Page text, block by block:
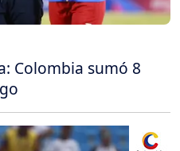
Colombia sumó 8